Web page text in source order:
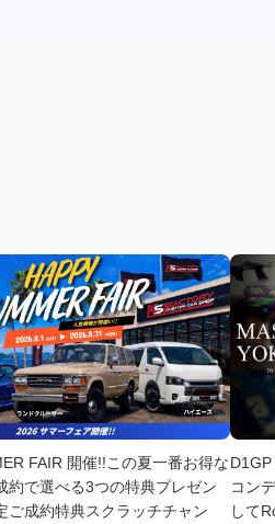
FAIR 開催!!この夏一番お得な
約で選べる3つの特典プレゼン
ご成約特典スクラッチチャン
コン
して